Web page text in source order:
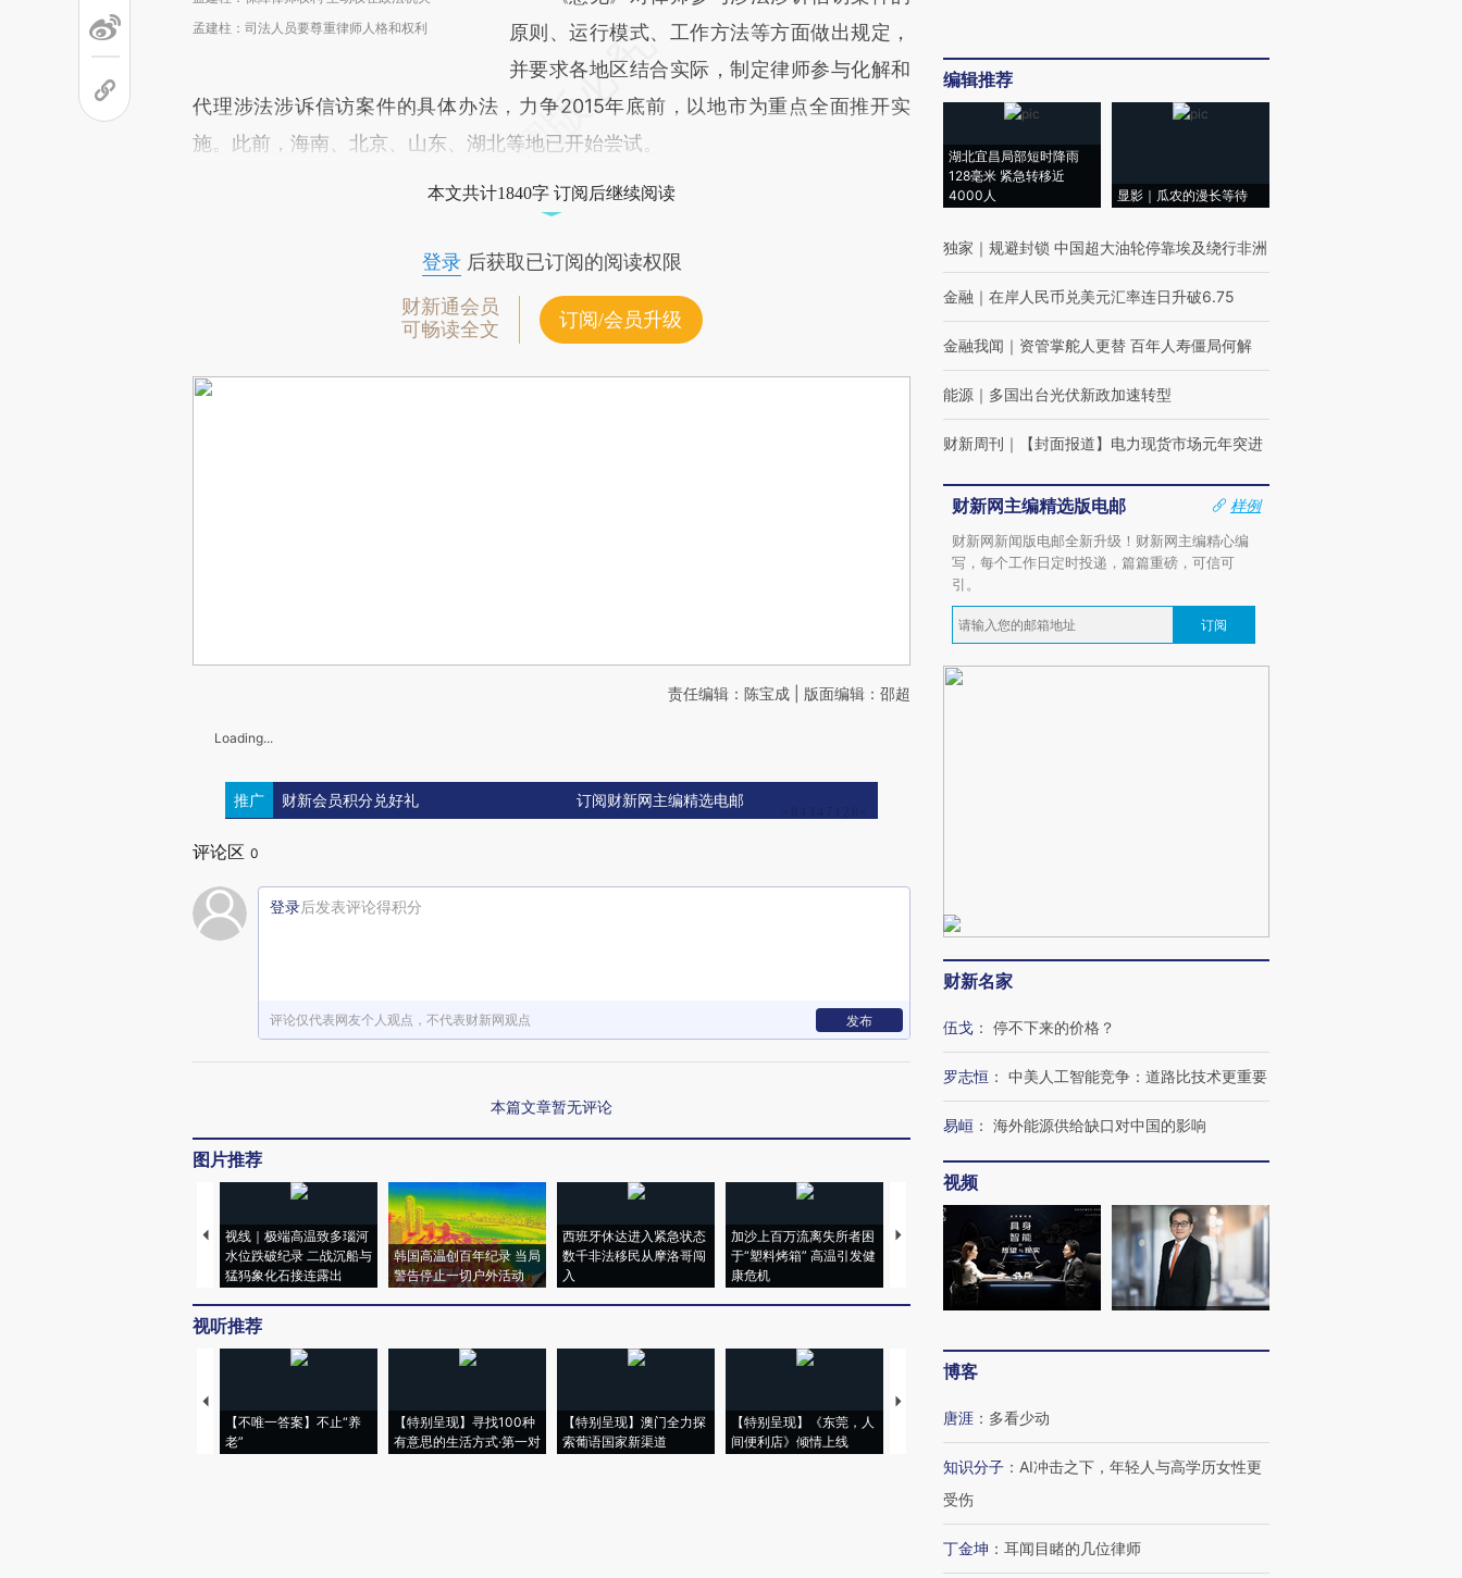
孟建柱：司法人员要尊重律师人格和权利
原则、运行模式、工作方法等方面做出规定，
并要求各地区结合实际，制定律师参与化解和
代理涉法涉诉信访案件的具体办法，力争2015年底前，以地市为重点全面推开实
施。此前，海南、北京、山东、湖北等地已开始尝试。
本文共计1840字 订阅后继续阅读
登录后获取已订阅的阅读权限
财新通会员
可畅读全文
订阅/会员升级
责任编辑：陈宝成 | 版面编辑：邵超
Loading...
推广 财新会员积分兑好礼 订阅财新网主编精选电邮
评论区 0
登录后发表评论得积分
评论仅代表网友个人观点，不代表财新网观点 发布
本篇文章暂无评论
图片推荐
视线｜极端高温致多瑙河
水位跌破纪录 二战沉船与
猛犸象化石接连露出
韩国高温创百年纪录 当局
警告停止一切户外活动
西班牙休达进入紧急状态
数千非法移民从摩洛哥闯
入
加沙上百万流离失所者困
于“塑料烤箱” 高温引发健
康危机
视线｜HYROX的吸金
术：是什么让中产们甘
心“花钱找虐”？
马航飞行员跨国走私7万
粒摇头丸 尿检体内含3种
毒品
视线｜被称为“蟑螂”的印
育部长拱下台
视听推荐
【不唯一答案】不止“养
老”
【特别呈现】寻找100种
有意思的生活方式·第一对
【特别呈现】澳门全力探
索葡语国家新渠道
【特别呈现】《东莞，人
间便利店》倾情上线
【推广】走进第四届链博
会，让数智科技“链”接产
有意思的生活方式·第三对
住三大增长引擎是什么？
编辑推荐
湖北宜昌局部短时降雨
128毫米 紧急转移近
4000人
显影｜瓜农的漫长等待
独家 ｜ 规避封锁 中国超大油轮停靠埃及绕行非洲
金融 ｜ 在岸人民币兑美元汇率连日升破6.75
金融我闻 ｜ 资管掌舵人更替 百年人寿僵局何解
能源 ｜ 多国出台光伏新政加速转型
财新周刊 ｜ 【封面报道】电力现货市场元年突进
财新网主编精选版电邮
样例
财新网新闻版电邮全新升级！财新网主编精心编
写，每个工作日定时投递，篇篇重磅，可信可
引。
订阅
财新名家
伍戈 ： 停不下来的价格？
罗志恒 ： 中美人工智能竞争：道路比技术更重要
易峘 ： 海外能源供给缺口对中国的影响
视频
博客
唐涯 ： 多看少动
知识分子 ： AI冲击之下，年轻人与高学历女性更
受伤
丁金坤 ： 耳闻目睹的几位律师